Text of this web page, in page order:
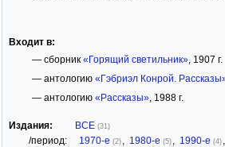
Входит в:
— сборник «Горящий светильник», 1907 г.
— антологию «Гэбриэл Конрой.
— антологию «Рассказы», 1988 г.
Издания: ВСЕ (31)
/период: 1970-е (2) 1980-е (5) 1990-е (4)